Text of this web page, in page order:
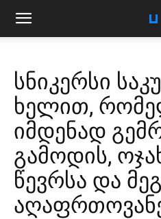
სნიკერსი
ხელით,
იმდენად
გამოდის,
წევრსა და